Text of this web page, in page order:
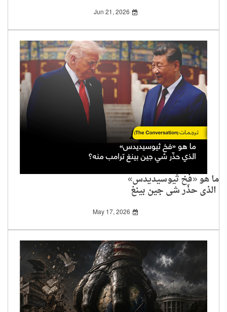
Jun 21, 2026
ما هو «فخ ثيوسيديدس»
الذي حذّر شي جين بينغ
May 17, 2026